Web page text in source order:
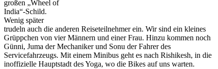
großen „Wheel of
India“-Schild.
Wenig später
trudeln auch die anderen Reiseteilnehmer ein. Wir sind ein kleines
Grüppchen von vier Männern und einer Frau. Hinzu kommen noch
Günni, Juma der Mechaniker und Sonu der Fahrer des
Servicefahrzeugs. Mit einem Minibus geht es nach Rishikesh, in die
inoffizielle Hauptstadt des Yoga, wo die Bikes auf uns warten.